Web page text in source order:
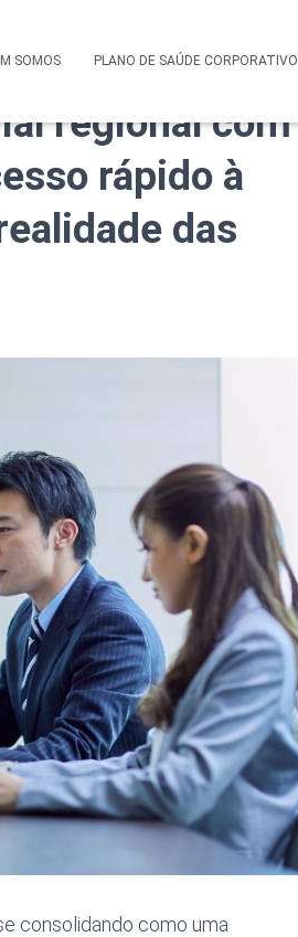
SOMOS PLANO DE SAÚDE CORPORATIVO
em
regional com
rápido à
das
consolidando como uma